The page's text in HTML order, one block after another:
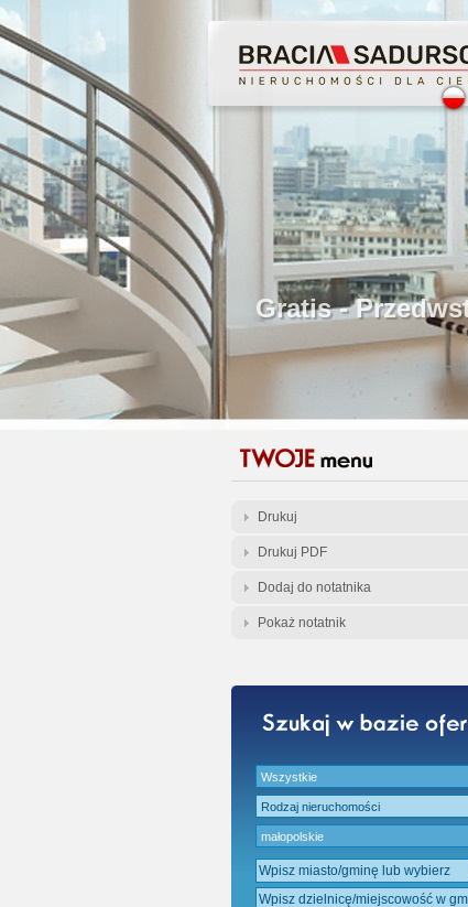
Drukuj
Drukuj PDF
Dodaj do notatnika
Pokaż notatnik